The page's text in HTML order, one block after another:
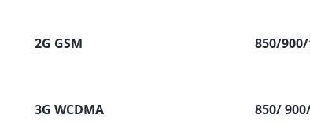
2G GSM 850/
3G WCDMA 850/